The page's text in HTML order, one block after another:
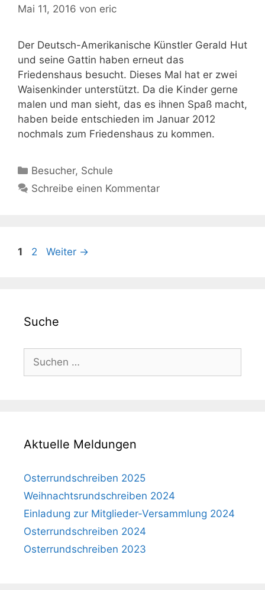
Mai 11, 2016 von eric
Der Deutsch-Amerikanische Künstler Gerald Hut
und seine Gattin haben erneut das
Friedenshaus besucht. Dieses Mal hat er zwei
Waisenkinder unterstützt. Da die Kinder gerne
malen und man sieht, das es ihnen Spaß macht,
haben beide entschieden im Januar 2012
nochmals zum Friedenshaus zu kommen.
Kategorien
Besucher, Schule
Schreibe einen Kommentar
Seite
1 Seite
2 Weiter →
Suche
nach:
Aktuelle Meldungen
Osterrundschreiben 2025
Weihnachtsrundschreiben 2024
Einladung zur Mitglieder-Versammlung 2024
Osterrundschreiben 2024
Osterrundschreiben 2023